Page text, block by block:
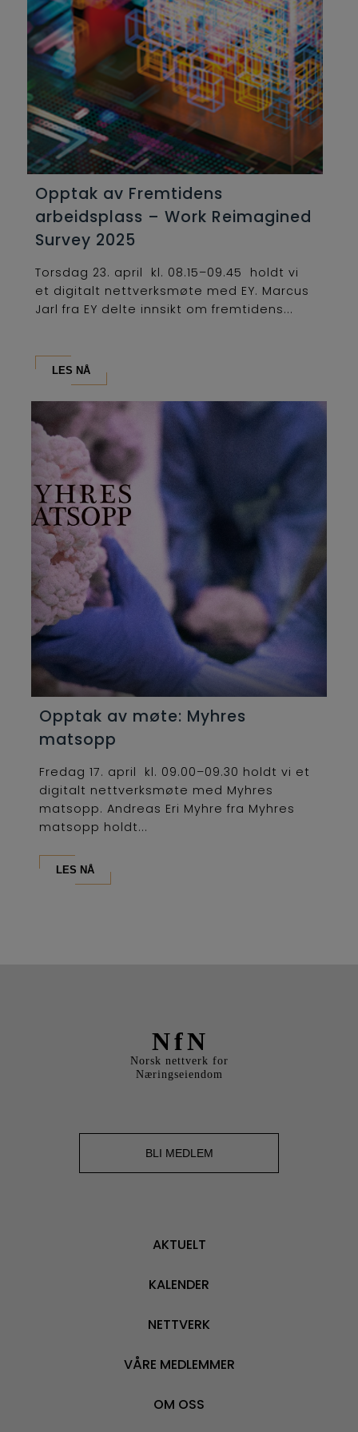
Opptak av Fremtidens
arbeidsplass – Work Reimagined
Survey 2025
Torsdag 23. april kl. 08.15–09.45 holdt vi
et digitalt nettverksmøte med EY. Marcus
Jarl fra EY delte innsikt om fremtidens...
LES NÅ
Opptak av møte: Myhres
matsopp
Fredag 17. april kl. 09.00–09.30 holdt vi et
digitalt nettverksmøte med Myhres
matsopp. Andreas Eri Myhre fra Myhres
matsopp holdt...
LES NÅ
NfN
Norsk nettverk for
Næringseiendom
BLI MEDLEM
AKTUELT
KALENDER
NETTVERK
VÅRE MEDLEMMER
OM OSS